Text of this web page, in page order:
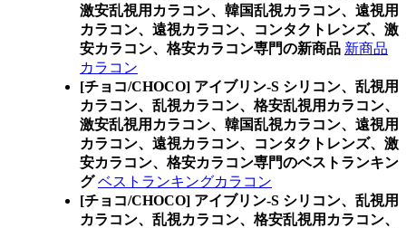
激安乱視用カラコン、韓国乱視カラコン、遠視用
カラコン、遠視カラコン、コンタクトレンズ、激
安カラコン、格安カラコン専門の新商品 新商品
カラコン
[チョコ/CHOCO] アイブリン-S シリコン、乱視用
カラコン、乱視カラコン、格安乱視用カラコン、
激安乱視用カラコン、韓国乱視カラコン、遠視用
カラコン、遠視カラコン、コンタクトレンズ、激
安カラコン、格安カラコン専門のベストランキン
グ ベストランキングカラコン
[チョコ/CHOCO] アイブリン-S シリコン、乱視用
カラコン、乱視カラコン、格安乱視用カラコン、